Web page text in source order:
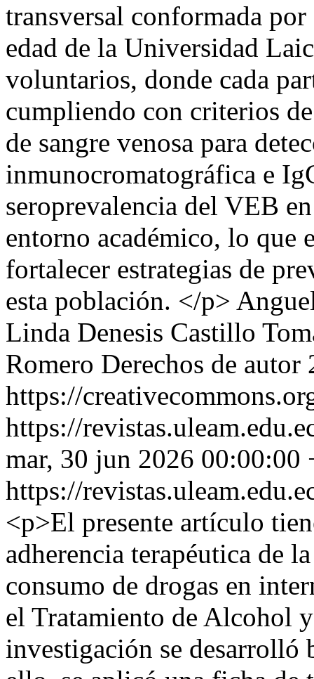
transversal conformada
edad de la Universidad
voluntarios, donde cada
cumpliendo con criterios
de sangre venosa para
inmunocromatográfica e
seroprevalencia del VEB
entorno académico, lo que
fortalecer estrategias de
esta población. </p>
Linda Denesis Castillo
Romero Derechos de
https://
https://
mar, 30 jun 2026 00:00:00
https://
<p>El presente artículo
adherencia terapéutica de
consumo de drogas en
el Tratamiento de Alcohol
investigación se desarrolló